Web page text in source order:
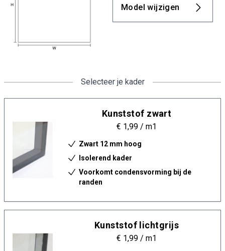
Model wijzigen
Selecteer je kader
Kunststof zwart
€ 1,99 / m1
Zwart 12 mm hoog
Isolerend kader
Voorkomt condensvorming bij de
randen
Kunststof lichtgrijs
€ 1,99 / m1